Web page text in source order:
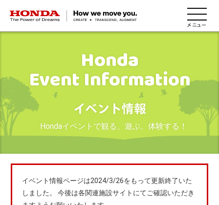
HONDA The Power of Dreams
Honda
Event Information
イベント情報
Hondaイベントで観る、遊ぶ、体験する！
イベント情報ページは2024/3/26をもって更新終了いた
しました。
今後は各関連施設サイトにてご確認いただき